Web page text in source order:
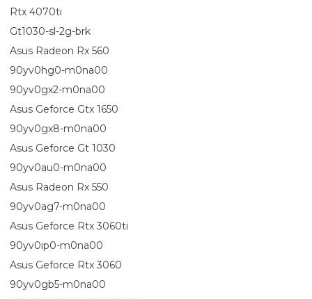
Rtx 4070ti
Gt1030-sl-2g-brk
Asus Radeon Rx 560
90yv0hg0-m0na00
90yv0gx2-m0na00
Asus Geforce Gtx 1650
90yv0gx8-m0na00
Asus Geforce Gt 1030
90yv0au0-m0na00
Asus Radeon Rx 550
90yv0ag7-m0na00
Asus Geforce Rtx 3060ti
90yv0ıp0-m0na00
Asus Geforce Rtx 3060
90yv0gb5-m0na00